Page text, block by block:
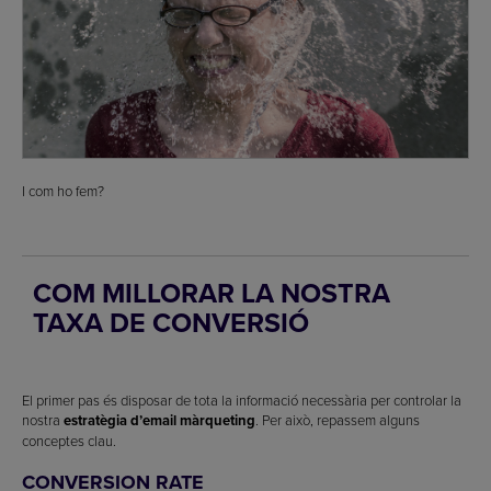
I com ho fem?
COM MILLORAR LA NOSTRA
TAXA DE CONVERSIÓ
El primer pas és disposar de tota la informació necessària per controlar la
nostra estratègia d’email màrqueting. Per això, repassem alguns
conceptes clau.
CONVERSION RATE